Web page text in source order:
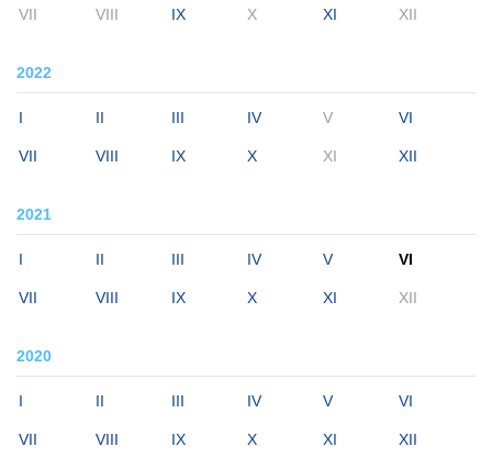
VII VIII IX X XI XII
2022
I II III IV V VI
VII VIII IX X XI XII
2021
I II III IV V VI
VII VIII IX X XI XII
2020
I II III IV V VI
VII VIII IX X XI XII